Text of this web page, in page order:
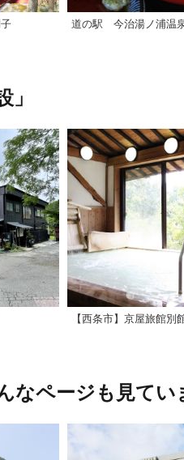
道の駅 今治湯ノ浦温
【西条市】京屋旅館別
なページも見てい